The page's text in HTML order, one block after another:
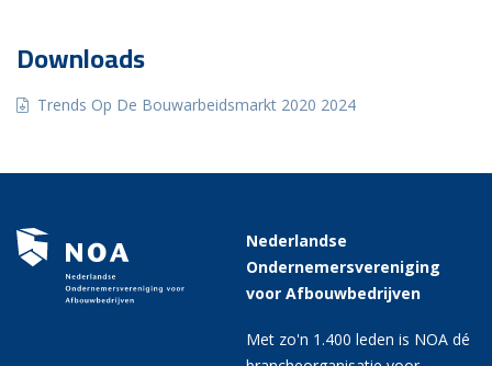
Downloads
Trends Op De Bouwarbeidsmarkt 2020 2024
Nederlandse
Ondernemersvereniging
voor Afbouwbedrijven
Met zo'n 1.400 leden is NOA dé